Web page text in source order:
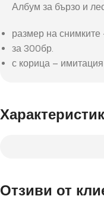
Албум за бързо и
размер на снимките
за 300бр.
с корица –
Отзиви от